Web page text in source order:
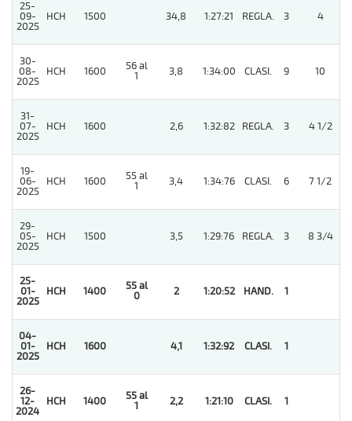
25-
09-
2025
HCH 1500 34,8 1:27:21 REGLA. 3 4
30-
08-
2025
HCH 1600
56 al
1
3,8 1:34:00 CLASI. 9 10
31-
07-
2025
HCH 1600 2,6 1:32:82 REGLA. 3 4 1/2
19-
06-
2025
HCH 1600
55 al
1
3,4 1:34:76 CLASI. 6 7 1/2
29-
05-
2025
HCH 1500 3,5 1:29:76 REGLA. 3 8 3/4
25-
01-
2025
HCH 1400
55 al
0
2 1:20:52 HAND. 1
04-
01-
2025
HCH 1600 4,1 1:32:92 CLASI. 1
26-
12-
2024
HCH 1400
55 al
1
2,2 1:21:10 CLASI. 1